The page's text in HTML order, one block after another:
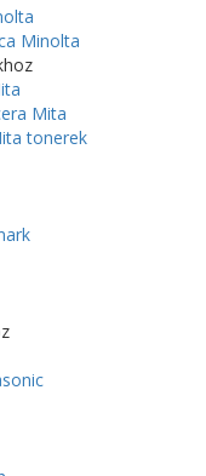
Minolta
Mita
tonerek